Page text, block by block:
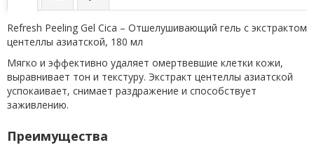
Refresh Peeling Gel Cica – Отшелушивающий гель с экстрактом
центеллы азиатской, 180 мл
Мягко и эффективно удаляет омертвевшие клетки кожи,
выравнивает тон и текстуру. Экстракт центеллы азиатской
успокаивает, снимает раздражение и способствует
заживлению.
Преимущества